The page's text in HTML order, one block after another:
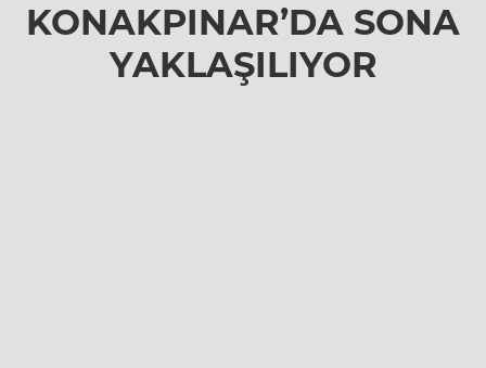
KONAKPINAR’DA SONA
YAKLAŞILIYOR